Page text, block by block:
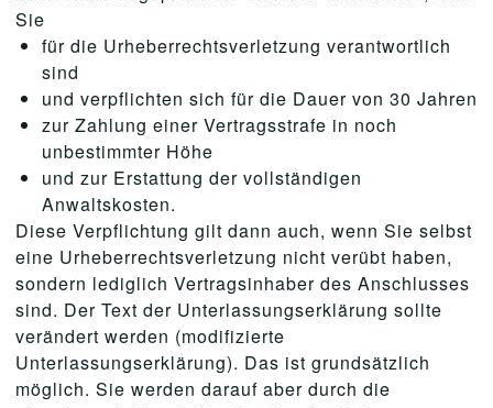
Sie
für die Urheberrechtsverletzung verantwortlich
sind
und verpflichten sich für die Dauer von 30 Jahren
zur Zahlung einer Vertragsstrafe in noch
unbestimmter Höhe
und zur Erstattung der vollständigen
Anwaltskosten.
Diese Verpflichtung gilt dann auch, wenn Sie selbst
eine Urheberrechtsverletzung nicht verübt haben,
sondern lediglich Vertragsinhaber des Anschlusses
sind. Der Text der Unterlassungserklärung sollte
verändert werden (modifizierte
Unterlassungserklärung). Das ist grundsätzlich
möglich. Sie werden darauf aber durch die